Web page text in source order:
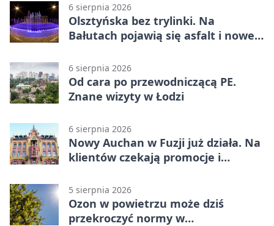
6 sierpnia 2026
Olsztyńska bez trylinki. Na
Bałutach pojawią się asfalt i nowe
6 sierpnia 2026
Od cara po przewodniczącą PE.
Znane wizyty w Łodzi
6 sierpnia 2026
Nowy Auchan w Fuzji już działa. Na
klientów czekają promocje i
5 sierpnia 2026
Ozon w powietrzu może dziś
przekroczyć normy w